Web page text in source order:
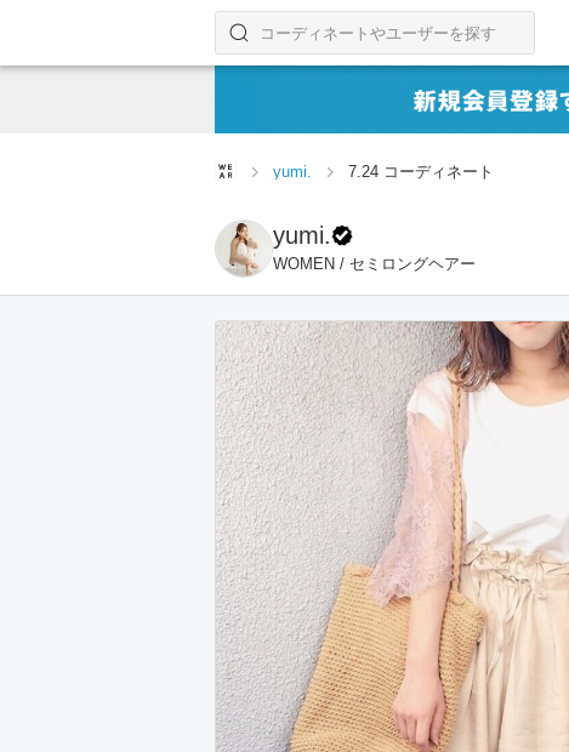
コーディネートやユーザーを探す
検索する
yumi. 7.24 コーディネート
yumi.
WOMEN / セミロングヘアー